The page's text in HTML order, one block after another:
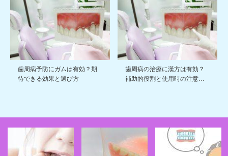
歯周病予防にガムは有効？期
待できる効果と選び方
歯周病の治療に漢方は有効？
補助的役割と使用時の注意…